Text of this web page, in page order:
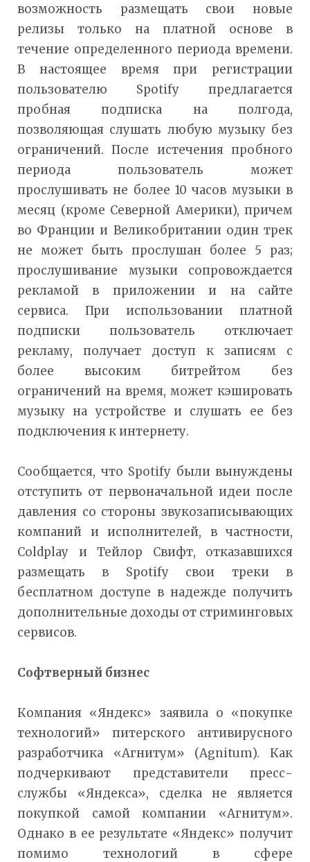
возможность размещать свои новые
релизы только на платной основе в
течение определенного периода времени.
В настоящее время при регистрации
пользователю Spotify предлагается
пробная подписка на полгода,
позволяющая слушать любую музыку без
ограничений. После истечения пробного
периода пользователь может
прослушивать не более 10 часов музыки в
месяц (кроме Северной Америки), причем
во Франции и Великобритании один трек
не может быть прослушан более 5 раз;
прослушивание музыки сопровождается
рекламой в приложении и на сайте
сервиса. При использовании платной
подписки пользователь отключает
рекламу, получает доступ к записям с
более высоким битрейтом без
ограничений на время, может кэшировать
музыку на устройстве и слушать ее без
подключения к интернету.
Сообщается, что Spotify были вынуждены
отступить от первоначальной идеи после
давления со стороны звукозаписывающих
компаний и исполнителей, в частности,
Coldplay и Тейлор Свифт, отказавшихся
размещать в Spotify свои треки в
бесплатном доступе в надежде получить
дополнительные доходы от стриминговых
сервисов.
Софтверный бизнес
Компания «Яндекс» заявила о «покупке
технологий» питерского антивирусного
разработчика «Агнитум» (Agnitum). Как
подчеркивают представители пресс-
службы «Яндекса», сделка не является
покупкой самой компании «Агнитум».
Однако в ее результате «Яндекс» получит
помимо технологий в сфере